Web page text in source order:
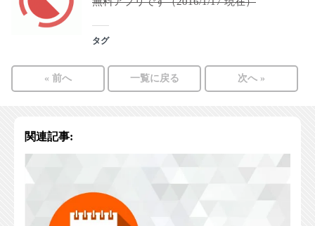
タグ
« 前へ 一覧に戻る 次へ »
関連記事: